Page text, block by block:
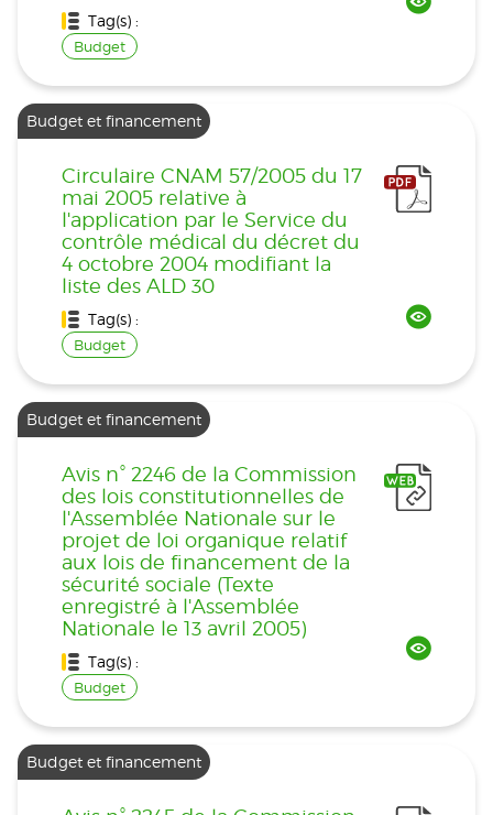
Tag(s) :
Budget
Budget et financement
Circulaire CNAM 57/2005 du 17
mai 2005 relative à
l'application par le Service du
contrôle médical du décret du
4 octobre 2004 modifiant la
liste des ALD 30
Tag(s) :
Budget
Budget et financement
Avis n° 2246 de la Commission
des lois constitutionnelles de
l'Assemblée Nationale sur le
projet de loi organique relatif
aux lois de financement de la
sécurité sociale (Texte
enregistré à l'Assemblée
Nationale le 13 avril 2005)
Tag(s) :
Budget
Budget et financement